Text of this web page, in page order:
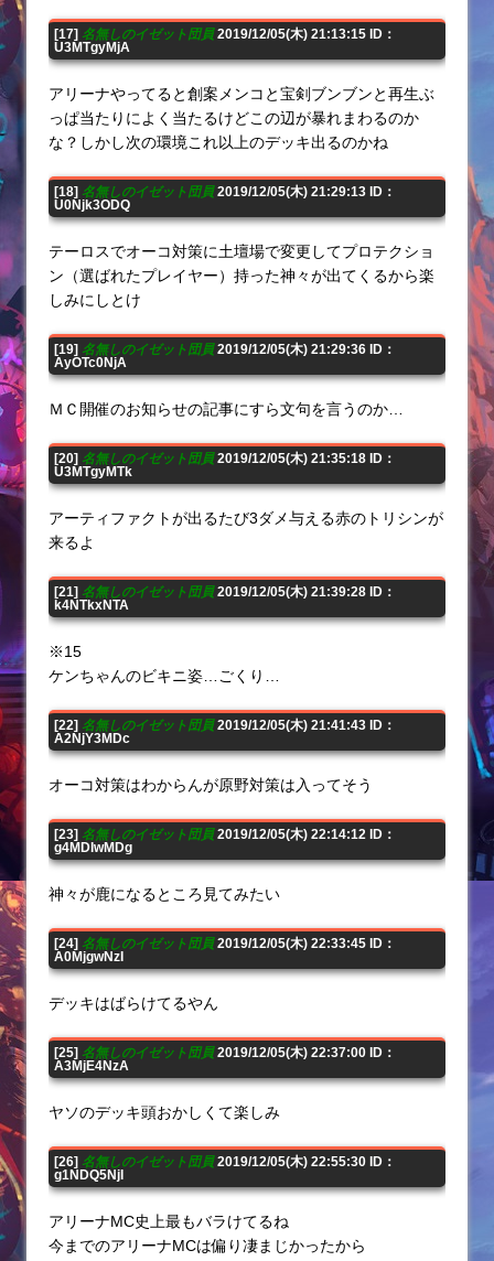
[17] 名無しのイゼット団員2019/12/05(木) 21:13:15 ID：
U3MTgyMjA
アリーナやってると創案メンコと宝剣ブンブンと再生ぶ
っぱ当たりによく当たるけどこの辺が暴れまわるのか
な？しかし次の環境これ以上のデッキ出るのかね
[18] 名無しのイゼット団員2019/12/05(木) 21:29:13 ID：
U0Njk3ODQ
テーロスでオーコ対策に土壇場で変更してプロテクショ
ン（選ばれたプレイヤー）持った神々が出てくるから楽
しみにしとけ
[19] 名無しのイゼット団員2019/12/05(木) 21:29:36 ID：
AyOTc0NjA
ＭＣ開催のお知らせの記事にすら文句を言うのか…
[20] 名無しのイゼット団員2019/12/05(木) 21:35:18 ID：
U3MTgyMTk
アーティファクトが出るたび3ダメ与える赤のトリシンが
来るよ
[21] 名無しのイゼット団員2019/12/05(木) 21:39:28 ID：
k4NTkxNTA
※15
ケンちゃんのビキニ姿…ごくり…
[22] 名無しのイゼット団員2019/12/05(木) 21:41:43 ID：
A2NjY3MDc
オーコ対策はわからんが原野対策は入ってそう
[23] 名無しのイゼット団員2019/12/05(木) 22:14:12 ID：
g4MDIwMDg
神々が鹿になるところ見てみたい
[24] 名無しのイゼット団員2019/12/05(木) 22:33:45 ID：
A0MjgwNzI
デッキはばらけてるやん
[25] 名無しのイゼット団員2019/12/05(木) 22:37:00 ID：
A3MjE4NzA
ヤソのデッキ頭おかしくて楽しみ
[26] 名無しのイゼット団員2019/12/05(木) 22:55:30 ID：
g1NDQ5NjI
アリーナMC史上最もバラけてるね
今までのアリーナMCは偏り凄まじかったから